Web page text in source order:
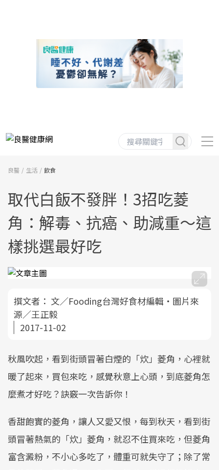
良醫 生活 飲食
取代白飯不發胖！3招吃菱
角：解毒、抗癌、助減重～這
樣挑選最好吃
撰文者： 文／Fooding台灣好食材編輯‧圖片來
源／王正毅
2017-11-02
秋風吹起，看到街頭冒著白煙的「炊」菱角，心裡就
暖了起來，買包來吃，感覺秋意上心頭，到底菱角怎
麼煮才好吃？訣竅一次告訴你！
香甜飽實的菱角，讓人又愛又恨，每到秋天，看到街
頭冒著熱氣的「炊」菱角，就忍不住買來吃，但菱角
富含澱粉，不小心多吃了，體重可就失守了；除了常